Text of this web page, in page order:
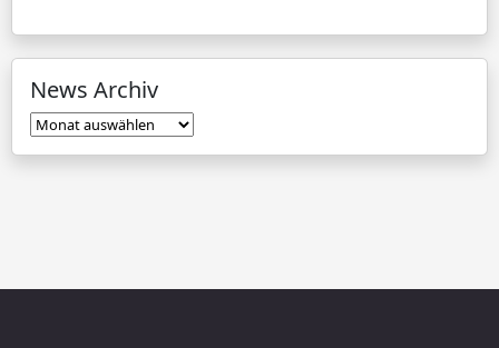
News Archiv
News
Archiv